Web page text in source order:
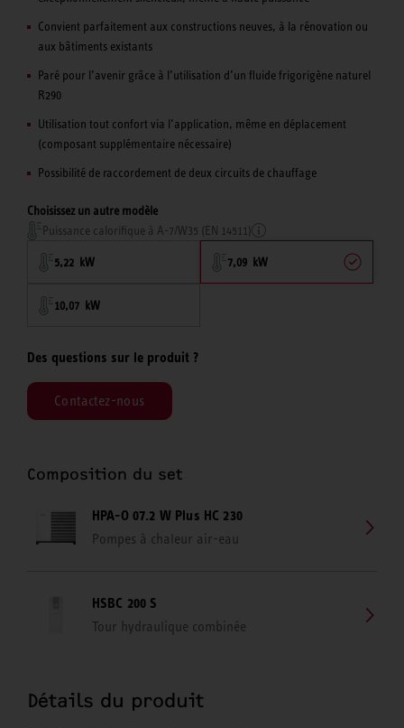
Convient parfaitement aux constructions neuves, à la rénovation ou
aux bâtiments existants
Paré pour l’avenir grâce à l’utilisation d’un fluide frigorigène naturel
R290
Utilisation tout confort via l’application, même en déplacement
(composant supplémentaire nécessaire)
Possibilité de raccordement de deux circuits de chauffage
Choisissez un autre modèle
Puissance calorifique à A-7/W35 (EN 14511)
5,22 kW 7,09 kW
10,07 kW
Des questions sur le produit ?
Contactez-nous
Composition du set
HPA-O 07.2 W Plus HC 230
Pompes à chaleur air-eau
HSBC 200 S
Tour hydraulique combinée
Détails du produit